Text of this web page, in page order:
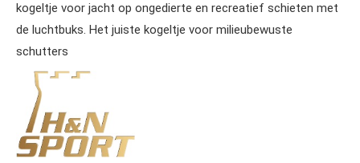
kogeltje voor jacht op ongedierte en recreatief schieten met
de luchtbuks. Het juiste kogeltje voor milieubewuste
schutters